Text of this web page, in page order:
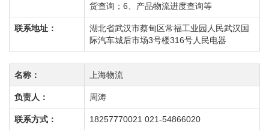
货查询；6、产品物流进度查询等
联系地址：
湖北省武汉市蔡甸区常福工业园人民武汉国
际汽车城后市场3号楼316号人民电器
名称： 上海物流
负责人： 周涛
联系方式： 18257770021 021-54866020